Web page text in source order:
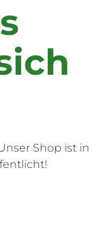
Shop ist in